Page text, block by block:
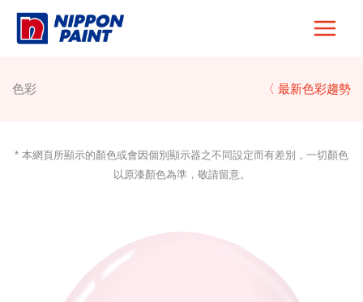
Skip
色彩 〈 最新色彩趨勢
* 本網頁所顯示的顏色或會因個別顯示器之不同設定而有差別，一切顏色
以原漆顏色為準，敬請留意。